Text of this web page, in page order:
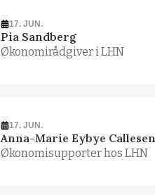
17. JUN.
Pia Sandberg
Økonomirådgiver i LHN
17. JUN.
Anna-Marie Eybye Callesen
Økonomisupporter hos LHN